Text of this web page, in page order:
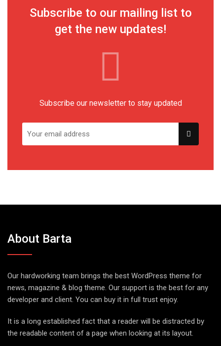
Subscribe to our mailing list to
get the new updates!
Subscribe our newsletter to stay updated
About Barta
Our hardworking team brings the best WordPress theme for
news, magazine & blog theme. Our support is the best for any
developer and client. You can buy it in full trust enjoy.
It is a long established fact that a reader will be distracted by
the readable content of a page when looking at its layout.